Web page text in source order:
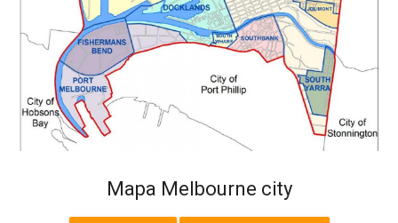
Mapa Melbourne city